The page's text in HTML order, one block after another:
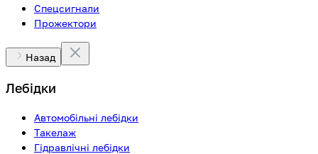
Спецсигнали
Прожектори
Назад
Лебідки
Автомобільні лебідки
Такелаж
Гідравлічні лебідки